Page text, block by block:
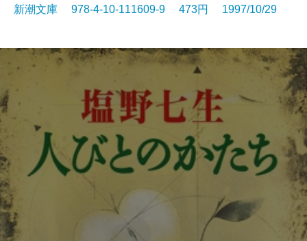
新潮文庫 978-4-10-111609-9 473円 1997/10/29